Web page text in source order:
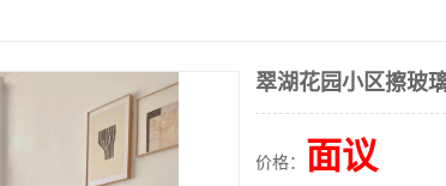
翠湖花园小区擦玻
价格： 面议